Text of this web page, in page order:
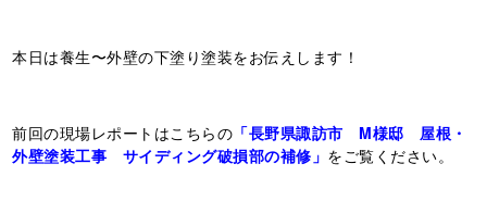
本日は養生〜外壁の下塗り塗装をお伝えします！
前回の現場レポートはこちらの 「長野県諏訪市 M様邸 屋根・
外壁塗装工事 サイディング破損部の補修」 をご覧ください。